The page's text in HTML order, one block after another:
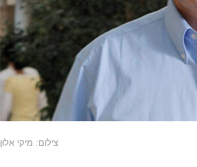
צילום: מיקי אלון